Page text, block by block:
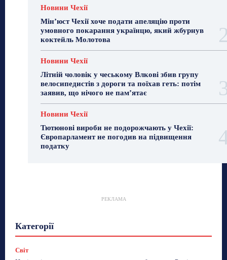
Новини Чехії
Мін’юст Чехії хоче подати апеляцію проти
умовного покарання українцю, який жбурнув
коктейль Молотова
Новини Чехії
Літній чоловік у чеському Влкові збив групу
велосипедистів з дороги та поїхав геть: потім
заявив, що нічого не пам’ятає
Новини Чехії
Тютюнові вироби не подорожчають у Чехії:
Європарламент не погодив на підвищення
податку
РЕКЛАМА
Категорії
Сад та город Світ
Світ